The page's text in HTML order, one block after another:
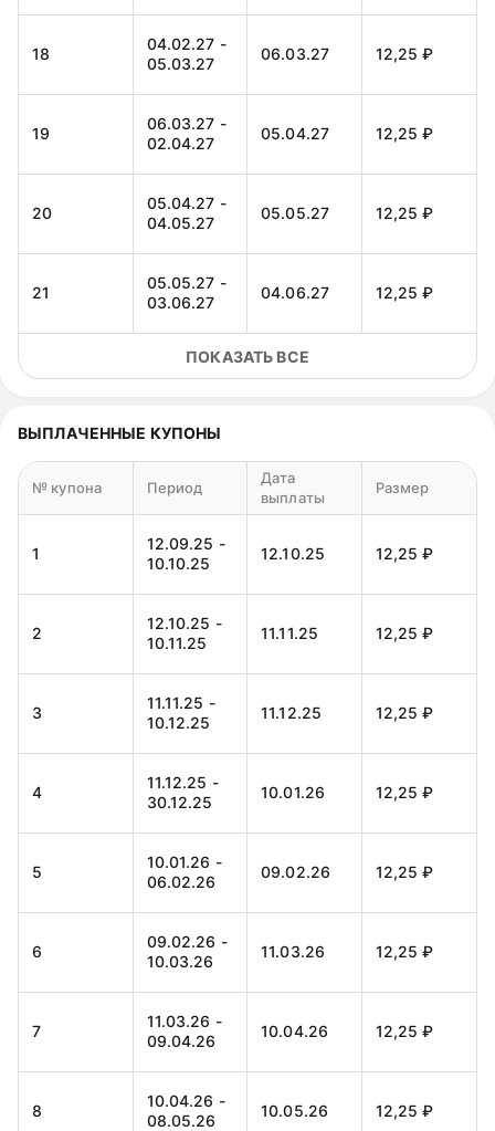
18
04.02.27 -
05.03.27
06.03.27 12,25 ₽
19
06.03.27 -
02.04.27
05.04.27 12,25 ₽
20
05.04.27 -
04.05.27
05.05.27 12,25 ₽
21
05.05.27 -
03.06.27
04.06.27 12,25 ₽
04.06.27 -
02.07.27
04.07.27 -
02.08.27
01.09.27
ПОКАЗАТЬ ВСЕ
ВЫПЛАЧЕННЫЕ КУПОНЫ
№ купона Период
Дата
выплаты
Размер
1
12.09.25 -
10.10.25
12.10.25 12,25 ₽
2
12.10.25 -
10.11.25
11.11.25 12,25 ₽
3
11.11.25 -
10.12.25
11.12.25 12,25 ₽
4
11.12.25 -
30.12.25
10.01.26 12,25 ₽
5
10.01.26 -
06.02.26
09.02.26 12,25 ₽
6
09.02.26 -
10.03.26
11.03.26 12,25 ₽
7
11.03.26 -
09.04.26
10.04.26 12,25 ₽
8
10.04.26 -
08.05.26
10.05.26 12,25 ₽